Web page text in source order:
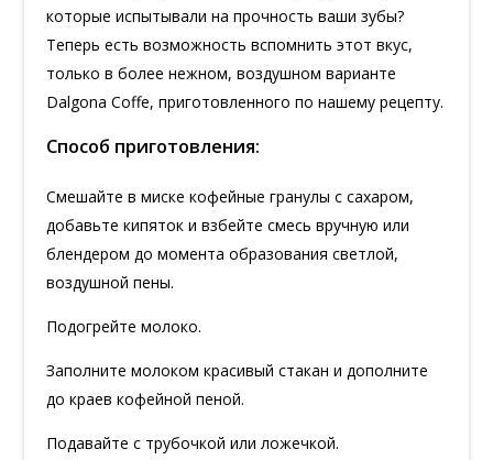
которые испытывали на прочность ваши зубы?
Теперь есть возможность вспомнить этот вкус,
только в более нежном, воздушном варианте
Dalgona Coffe, приготовленного по нашему рецепту.
Способ приготовления:
Смешайте в миске кофейные гранулы с сахаром,
добавьте кипяток и взбейте смесь вручную или
блендером до момента образования светлой,
воздушной пены.
Подогрейте молоко.
Заполните молоком красивый стакан и дополните
до краев кофейной пеной.
Подавайте с трубочкой или ложечкой.